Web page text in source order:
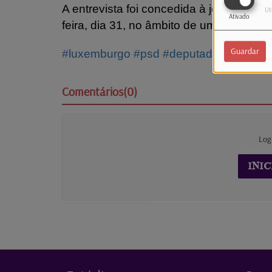
Ativado
Guardar
A entrevista foi concedida à jornalista e
feira, dia 31, no âmbito de uma visita ao
#luxemburgo #psd #deputados #politica
Comentários(0)